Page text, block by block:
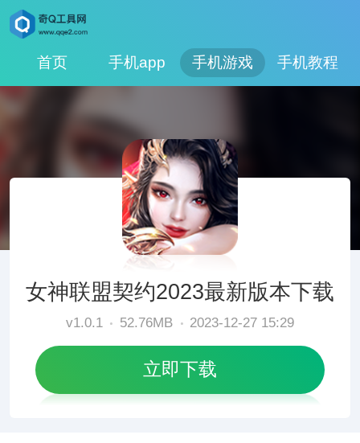
首页 手机app 手机游戏 手机教程
女神联盟契约2023最新版本下载
v1.0.1 52.76MB 2023-12-27 15:29
立即下载